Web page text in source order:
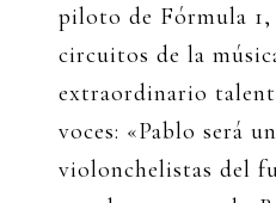
piloto de Fórmula 1,
circuitos de la
extraordinario
voces: «Pablo será
violonchelistas del